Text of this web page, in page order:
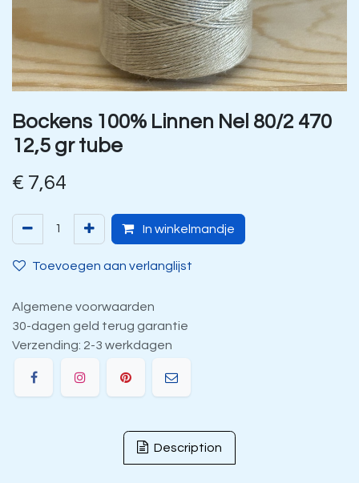
Bockens 100% Linnen Nel 80/2 470
12,5 gr tube
€ 7,64
In winkelmandje
Toevoegen aan verlanglijst
Algemene voorwaarden
30-dagen geld terug garantie
Verzending: 2-3 werkdagen
Description